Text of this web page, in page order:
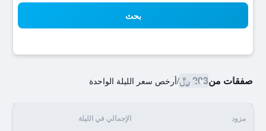
بحث
صفقات من203 ﷼ /أرخص سعر الليلة الواحدة
مزود الإجمالي في الليلة